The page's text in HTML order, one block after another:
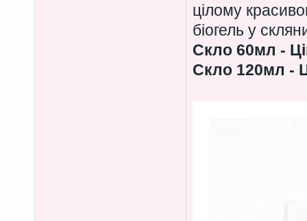
цілому
біогель у
Скло 60мл -
Скло 120мл -